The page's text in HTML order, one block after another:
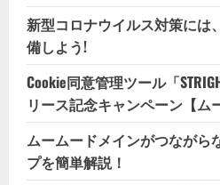
新型コロナウイルス対策には
備しよう!
Cookie同意管理ツール「
リース記念キャンペーン【ム
ムームードメインがつながら
プを簡単解説！